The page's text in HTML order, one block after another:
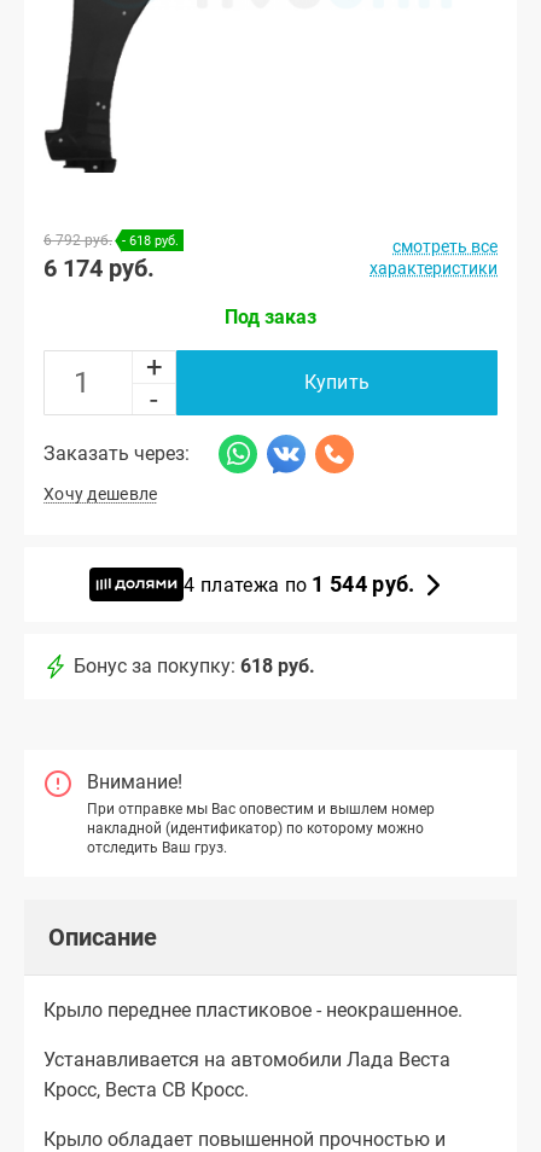
6 792 руб. - 618 руб.
6 174 руб.
смотреть все
характеристики
Под заказ
+
-
Купить
Заказать через:
Хочу дешевле
4 платежа по 1 544 руб.
Бонус за покупку: 618 руб.
Внимание!
При отправке мы Вас оповестим и вышлем номер
накладной (идентификатор) по которому можно
отследить Ваш груз.
Описание
Крыло переднее пластиковое - неокрашенное.
Устанавливается на автомобили Лада Веста
Кросс, Веста СВ Кросс.
Крыло обладает повышенной прочностью и